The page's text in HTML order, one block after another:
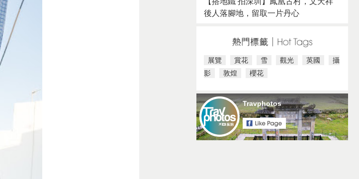
後人落腳地，留取一片丹心
展覽 賞花 雪 觀光 英國
攝
影
敦煌 櫻花
Travphotos